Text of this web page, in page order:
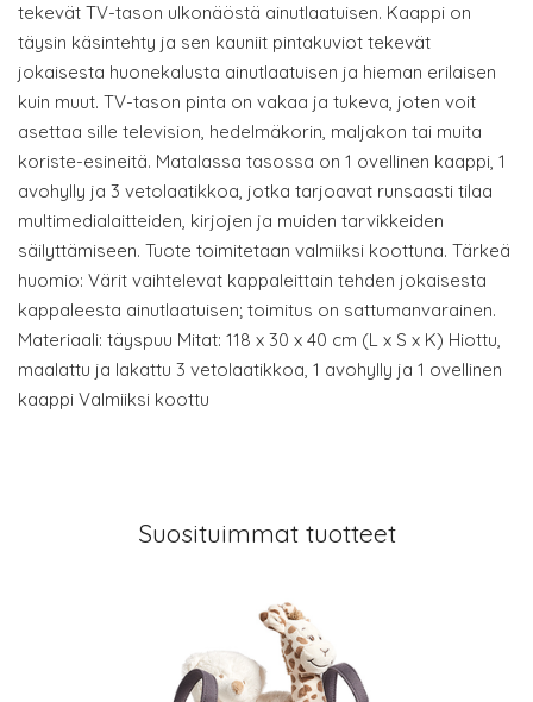
tekevät TV-tason ulkonäöstä ainutlaatuisen. Kaappi on
täysin käsintehty ja sen kauniit pintakuviot tekevät
jokaisesta huonekalusta ainutlaatuisen ja hieman erilaisen
kuin muut. TV-tason pinta on vakaa ja tukeva, joten voit
asettaa sille television, hedelmäkorin, maljakon tai muita
koriste-esineitä. Matalassa tasossa on 1 ovellinen kaappi, 1
avohylly ja 3 vetolaatikkoa, jotka tarjoavat runsaasti tilaa
multimedialaitteiden, kirjojen ja muiden tarvikkeiden
säilyttämiseen. Tuote toimitetaan valmiiksi koottuna. Tärkeä
huomio: Värit vaihtelevat kappaleittain tehden jokaisesta
kappaleesta ainutlaatuisen; toimitus on sattumanvarainen.
Materiaali: täyspuu Mitat: 118 x 30 x 40 cm (L x S x K) Hiottu,
maalattu ja lakattu 3 vetolaatikkoa, 1 avohylly ja 1 ovellinen
kaappi Valmiiksi koottu
Suosituimmat tuotteet